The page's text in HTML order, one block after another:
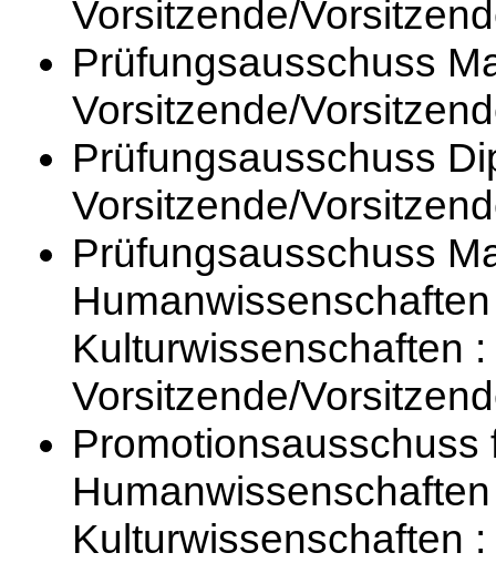
Vorsitzende/
Prüfungsausschuss
Vorsitzende/
Prüfungsausschuss
Vorsitzende/
Prüfungsausschuss
Kulturwissenschaften :
Vorsitzende/
Promotionsausschuss
Kulturwissenschaften